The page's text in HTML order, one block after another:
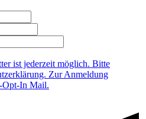
ist jederzeit möglich. Bitte
Zur Anmeldung
Opt-In Mail.